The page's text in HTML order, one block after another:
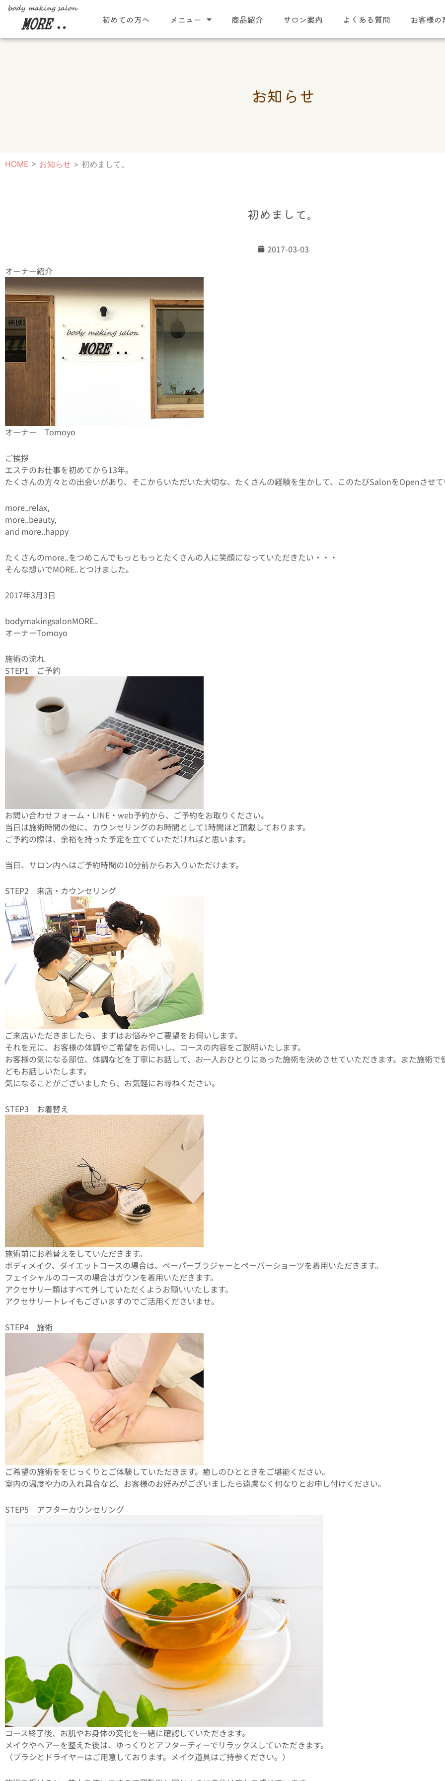
初めての方へ メニュー 商品紹介 サロン案内 よくある質問 お客様の
お知らせ
HOME > お知らせ > 初めまして。
初めまして。
2017-03-03
オーナー紹介
オーナー Tomoyo
ご挨拶
エステのお仕事を初めてから13年。
たくさんの方々との出会いがあり、そこからいただいた大切な、たくさんの経験を生かして、このたびSalonをOpenさせて
more..relax,
more..beauty,
and more..happy
たくさんのmore..をつめこんでもっともっとたくさんの人に笑顔になっていただきたい・・・
そんな想いでMORE..とつけました。
2017年3月3日
bodymakingsalonMORE..
オーナーTomoyo
施術の流れ
STEP1 ご予約
お問い合わせフォーム・LINE・web予約から、ご予約をお取りください。
当日は施術時間の他に、カウンセリングのお時間として1時間ほど頂戴しております。
ご予約の際は、余裕を持った予定を立てていただければと思います。
当日、サロン内へはご予約時間の10分前からお入りいただけます。
STEP2 来店・カウンセリング
ご来店いただきましたら、まずはお悩みやご要望をお伺いします。
それを元に、お客様の体調やご希望をお伺いし、コースの内容をご説明いたします。
お客様の気になる部位、体調などを丁寧にお話して、お一人おひとりにあった施術を決めさせていただきます。また施術
どもお話しいたします。
気になることがございましたら、お気軽にお尋ねください。
STEP3 お着替え
施術前にお着替えをしていただきます。
ボディメイク、ダイエットコースの場合は、ペーパーブラジャーとペーパーショーツを着用いただきます。
フェイシャルのコースの場合はガウンを着用いただきます。
アクセサリー類はすべて外していただくようお願いいたします。
アクセサリートレイもございますのでご活用くださいませ。
STEP4 施術
ご希望の施術ををじっくりとご体験していただきます。癒しのひとときをご堪能ください。
室内の温度や力の入れ具合など、お客様のお好みがございましたら遠慮なく何なりとお申し付けください。
STEP5 アフターカウンセリング
コース終了後、お肌やお身体の変化を一緒に確認していただきます。
メイクやヘアーを整えた後は、ゆっくりとアフターティーでリラックスしていただきます。
（ブラシとドライヤーはご用意しております。メイク道具はご持参ください。）